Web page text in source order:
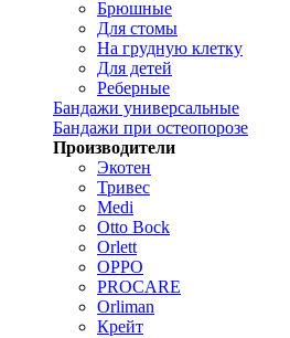
Брюшные
Для стомы
На грудную клетку
Для детей
Реберные
Бандажи универсальные
Бандажи при остеопорозе
Производители
Экотен
Тривес
Medi
Otto Bock
Orlett
OPPO
PROCARE
Orliman
Крейт